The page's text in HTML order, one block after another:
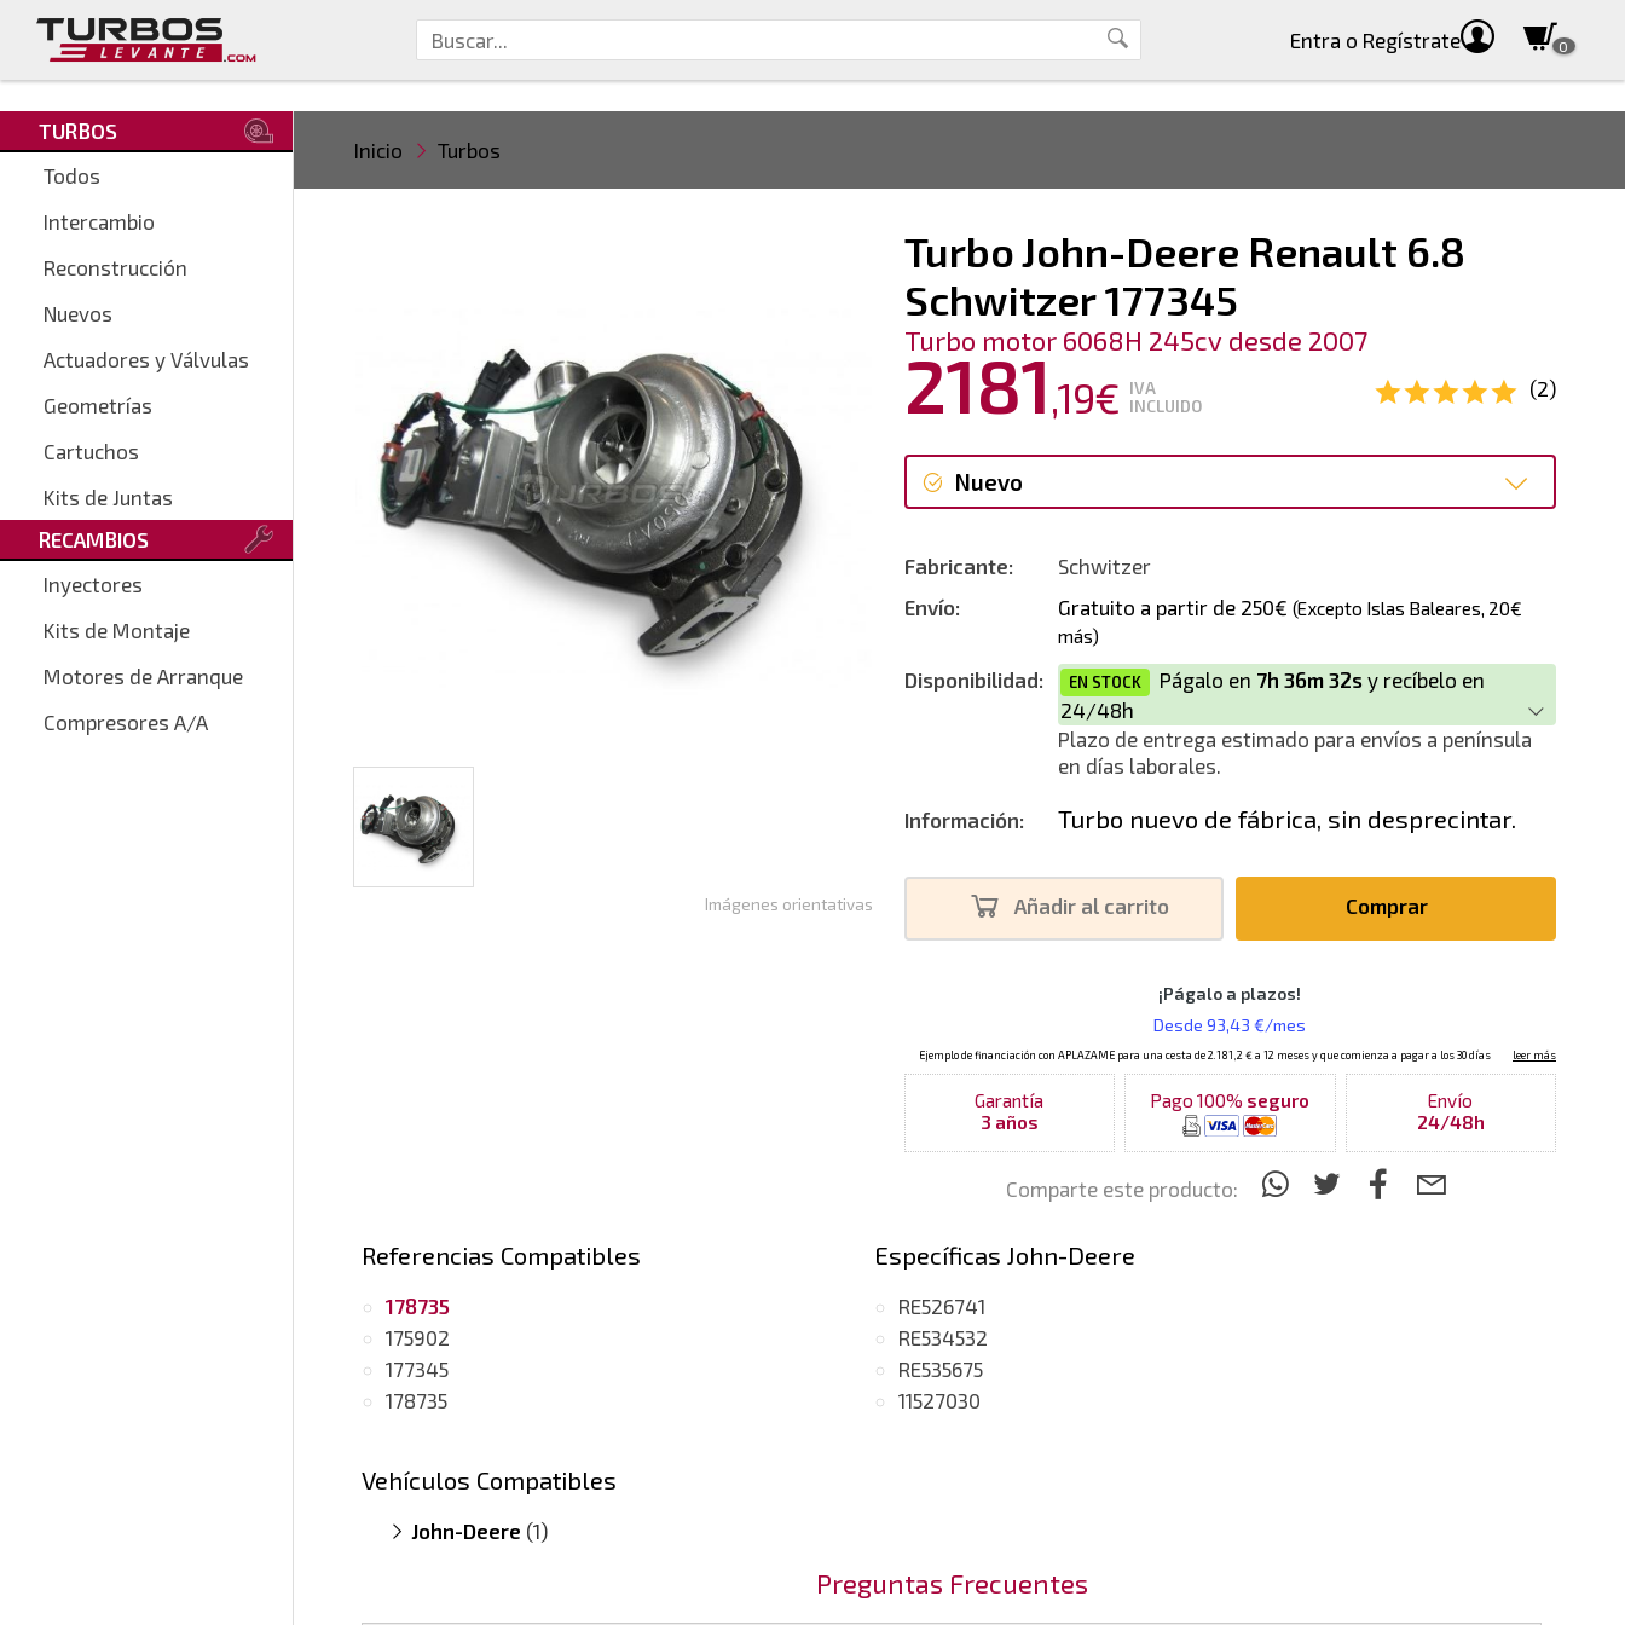
Entra o Regístrate 0
TURBOS
Todos
Intercambio
Reconstrucción
Nuevos
Actuadores y Válvulas
Geometrías
Cartuchos
Kits de Juntas
RECAMBIOS
Inyectores
Kits de Montaje
Motores de Arranque
Compresores A/A
Inicio Turbos
Turbo John-Deere Renault 6.8
Schwitzer 177345
Turbo motor 6068H 245cv desde 2007
2181,19€ IVA
INCLUIDO
(2)
Nuevo
Fabricante:
Schwitzer
Envío:
Gratuito a partir de 250€ (Excepto Islas Baleares, 20€
más)
Disponibilidad: EN STOCK Págalo en 7h 36m 32s y recíbelo en
24/48h
Plazo de entrega estimado para envíos a península
en días laborales.
Información: Turbo nuevo de fábrica, sin desprecintar.
Añadir al carrito Comprar
Garantía
3 años
Pago 100% seguro
Envío
24/48h
Comparte este producto:
Imágenes orientativas
Referencias Compatibles
178735
175902
177345
178735
Específicas John-Deere
RE526741
RE534532
RE535675
11527030
Vehículos Compatibles
John-Deere (1)
Preguntas Frecuentes